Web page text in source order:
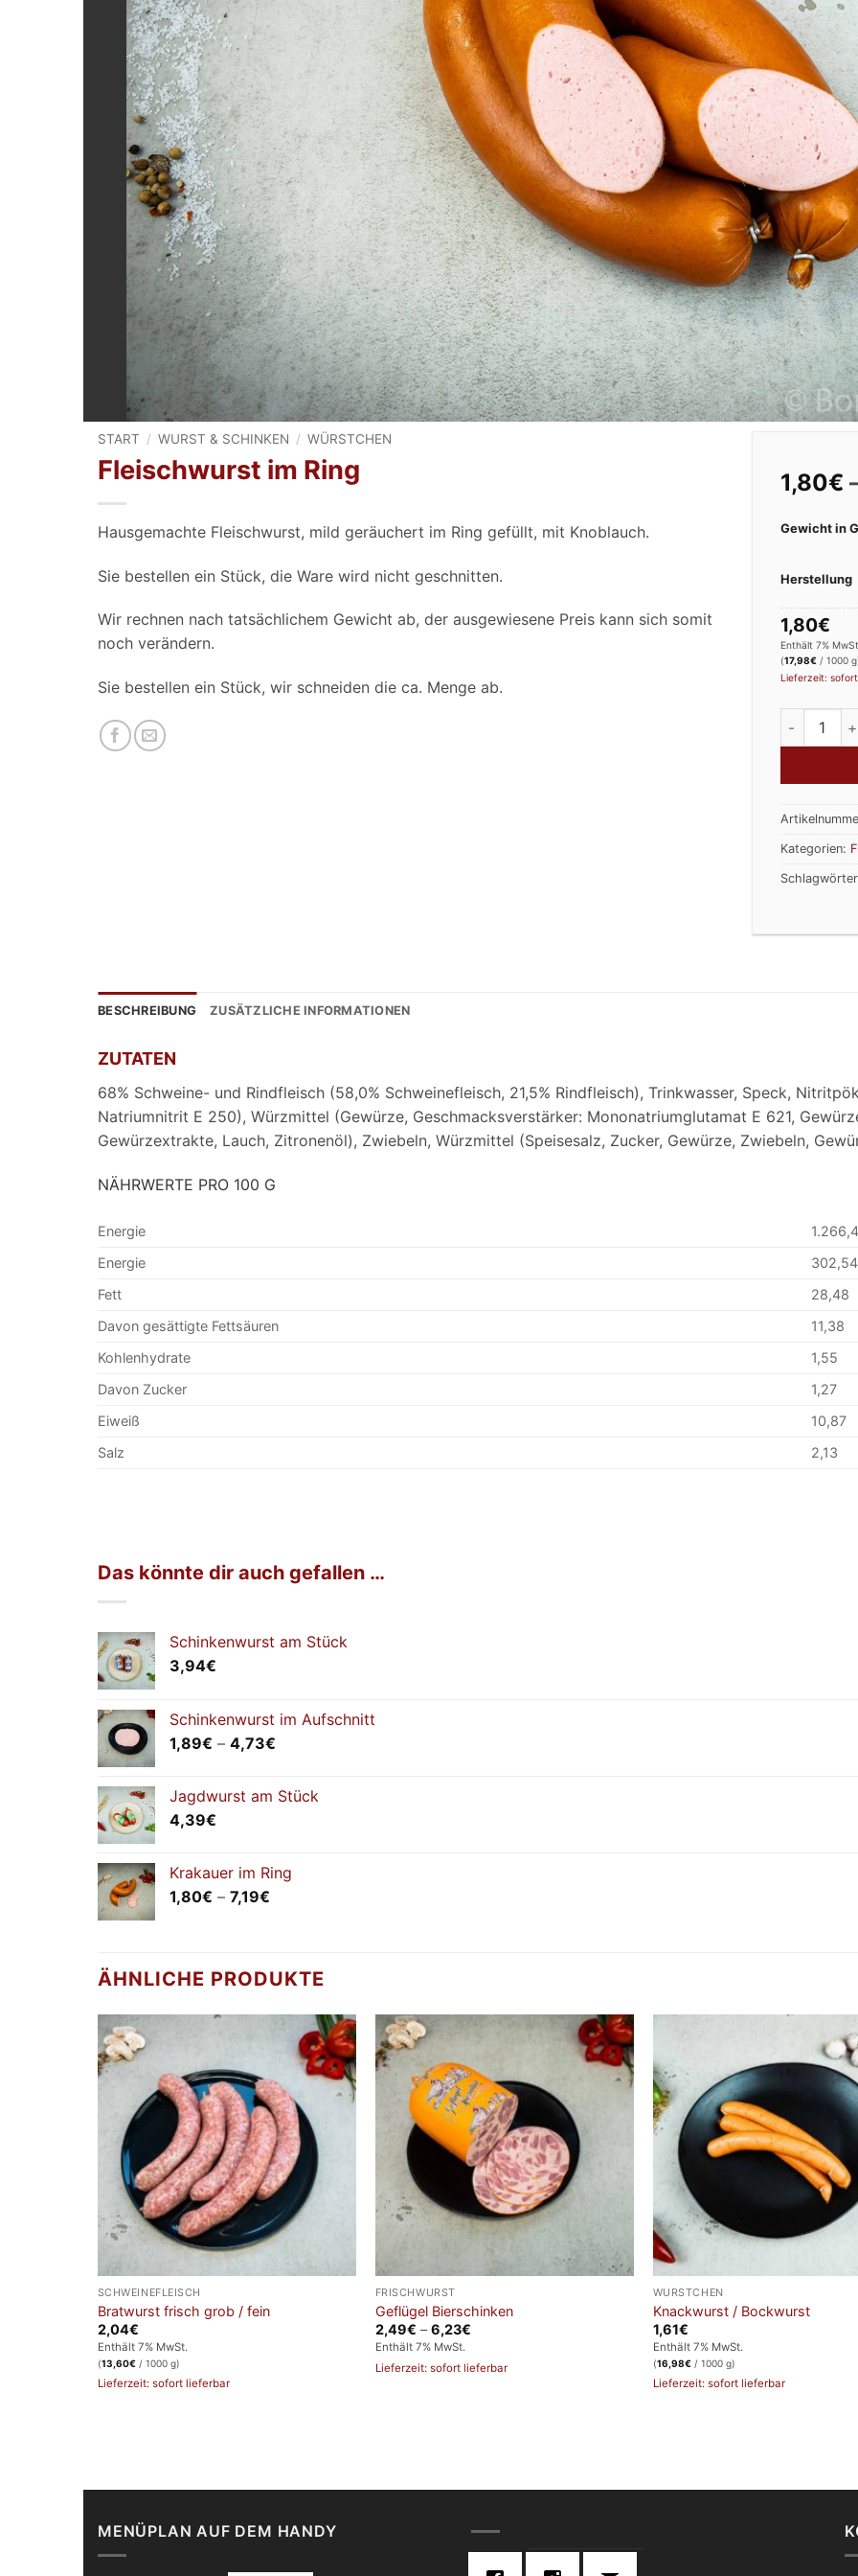
START / WURST & SCHINKEN / WÜRSTCHEN
Fleischwurst im Ring
Hausgemachte Fleischwurst, mild geräuchert im Ring gefüllt, mit Knoblauch.
Sie bestellen ein Stück, die Ware wird nicht geschnitten.
Wir rechnen nach tatsächlichem Gewicht ab, der ausgewiesene Preis kann sich somit
noch verändern.
Sie bestellen ein Stück, wir schneiden die ca. Menge ab.
1,80€
Gewicht in
Herstellung
1,80€
Enthält 7% MwSt.
(17,98€/ 1000
Lieferzeit:
Kategorien:
BESCHREIBUNG ZUSÄTZLICHE INFORMATIONEN
ZUTATEN
68% Schweine- und Rindfleisch (58,0% Schweinefleisch, 21,5% Rindfleisch), Trinkwasser, Speck,
Natriumnitrit E 250), Würzmittel (Gewürze, Geschmacksverstärker: Mononatriumglutamat E 621,
Gewürzextrakte, Lauch, Zitronenöl), Zwiebeln, Würzmittel (Speisesalz, Zucker, Gewürze, Zwiebeln,
NÄHRWERTE PRO 100 G
Energie
Energie
302,54
Fett
28,48
Davon gesättigte Fettsäuren
11,38
Kohlenhydrate
1,55
Davon Zucker
1,27
Eiweiß
10,87
Salz
2,13
Das könnte dir auch gefallen …
Schinkenwurst am Stück
3,94€
Schinkenwurst im Aufschnitt
1,89€ – 4,73€
4,73€
Jagdwurst am Stück
4,39€
Krakauer im Ring
1,80€ – 7,19€
ÄHNLICHE PRODUKTE
SCHWEINEFLEISCH
Bratwurst frisch grob / fein
2,04€
Enthält 7% MwSt.
(13,60€/ 1000 g)
Lieferzeit: sofort lieferbar
FRISCHWURST
Geflügel Bierschinken
2,49€ –6,23€Preisspanne:
6,23€
Enthält 7% MwSt.
Lieferzeit: sofort lieferbar
WÜRSTCHEN
Knackwurst / Bockwurst
1,61€
Enthält 7% MwSt.
(16,98€/ 1000 g)
Lieferzeit: sofort lieferbar
MENÜPLAN AUF DEM HANDY